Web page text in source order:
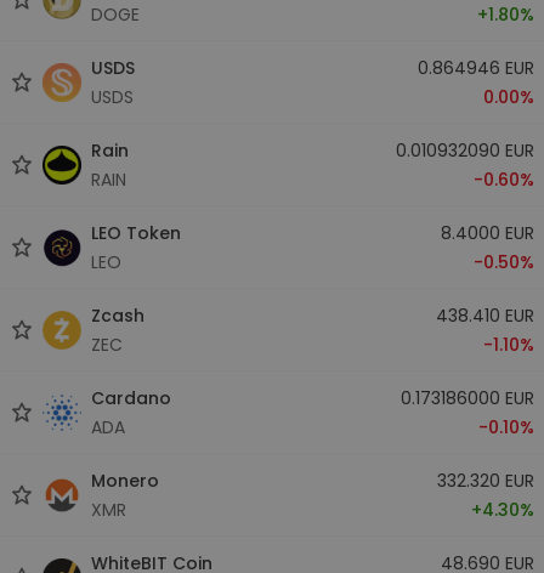
DOGE
+1.80%
USDS
USDS
0.864946 EUR
0.00%
Rain
RAIN
0.010932090 EUR
-0.60%
LEO Token
LEO
8.4000 EUR
-0.50%
Zcash
ZEC
438.410 EUR
-1.10%
Cardano
ADA
0.173186000 EUR
-0.10%
Monero
XMR
332.320 EUR
+4.30%
WhiteBIT Coin
48.690 EUR